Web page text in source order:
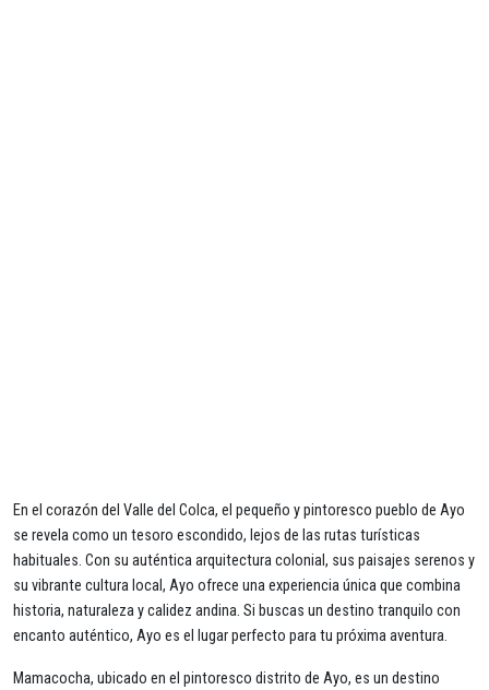
En el corazón del Valle del Colca, el pequeño y pintoresco pueblo de Ayo
se revela como un tesoro escondido, lejos de las rutas turísticas
habituales. Con su auténtica arquitectura colonial, sus paisajes serenos y
su vibrante cultura local, Ayo ofrece una experiencia única que combina
historia, naturaleza y calidez andina. Si buscas un destino tranquilo con
encanto auténtico, Ayo es el lugar perfecto para tu próxima aventura.
Mamacocha, ubicado en el pintoresco distrito de Ayo, es un destino